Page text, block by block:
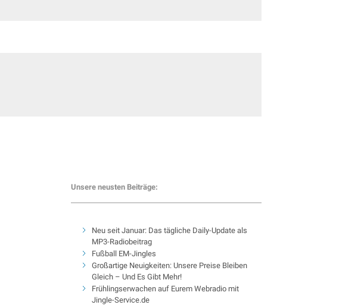
Unsere neusten Beiträge:
Neu seit Januar: Das tägliche Daily-Update als
MP3-Radiobeitrag
Fußball EM-Jingles
Großartige Neuigkeiten: Unsere Preise Bleiben
Gleich – Und Es Gibt Mehr!
Frühlingserwachen auf Eurem Webradio mit
Jingle-Service.de